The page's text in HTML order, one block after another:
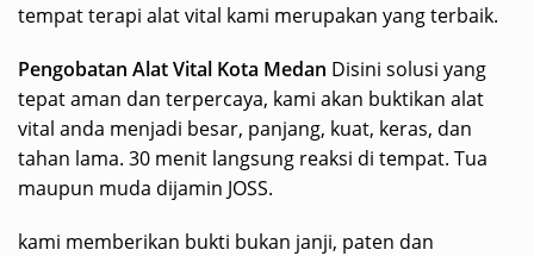
tempat terapi alat vital kami merupakan yang terbaik.
Pengobatan Alat Vital Kota Medan Disini solusi yang
tepat aman dan terpercaya, kami akan buktikan alat
vital anda menjadi besar, panjang, kuat, keras, dan
tahan lama. 30 menit langsung reaksi di tempat. Tua
maupun muda dijamin JOSS.
kami memberikan bukti bukan janji, paten dan